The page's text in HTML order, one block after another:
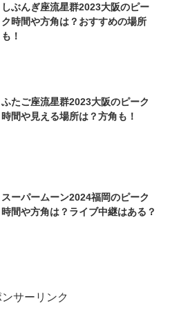
しぶんぎ座流星群2023大阪のピー
ク時間や方角は？おすすめの場所
も！
ふたご座流星群2023大阪のピーク
時間や見える場所は？方角も！
スーパームーン2024福岡のピーク
時間や方角は？ライブ中継はある？
ンサーリンク